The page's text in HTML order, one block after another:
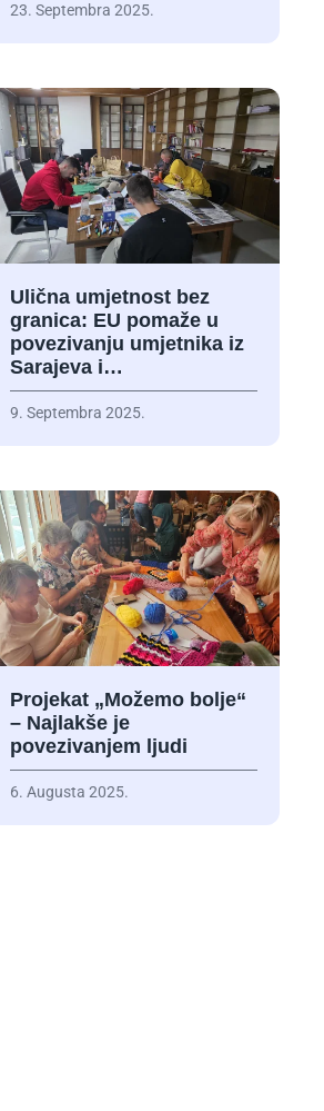
23. Septembra 2025.
Ulična umjetnost bez
granica: EU pomaže u
povezivanju umjetnika iz
Sarajeva i…
9. Septembra 2025.
Projekat „Možemo bolje“
– Najlakše je
povezivanjem ljudi
6. Augusta 2025.